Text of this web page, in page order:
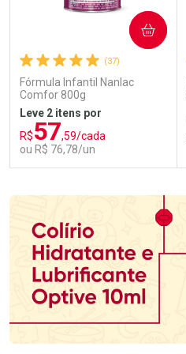
(37)
Fórmula Infantil Nanlac
Comfor 800g
Leve 2 itens por
R$57,59/cada
ou R$ 76,78/un
COMPRAR